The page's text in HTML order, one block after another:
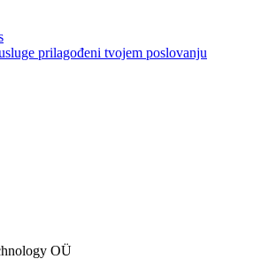
prilagođeni tvojem poslovanju
OÜ